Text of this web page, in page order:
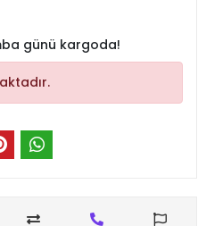
günü kargoda!